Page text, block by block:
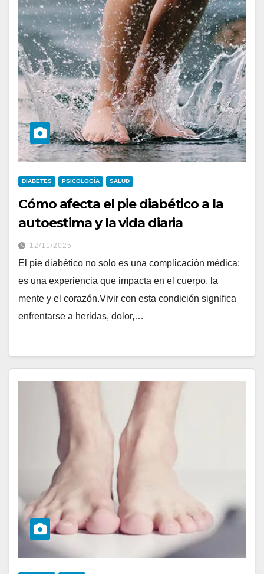
DIABETES PSICOLOGÍA SALUD
Cómo afecta el pie diabético a la
autoestima y la vida diaria
12/11/2025
El pie diabético no solo es una complicación médica:
es una experiencia que impacta en el cuerpo, la
mente y el corazón.Vivir con esta condición significa
enfrentarse a heridas, dolor,…